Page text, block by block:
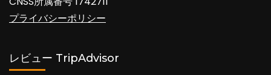
プライバシーポリシー
レビュー TripAdvisor